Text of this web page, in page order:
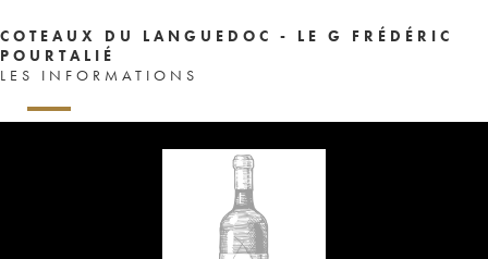
COTEAUX DU LANGUEDOC - LE G FRÉDÉRIC
POURTALIÉ
LES INFORMATIONS